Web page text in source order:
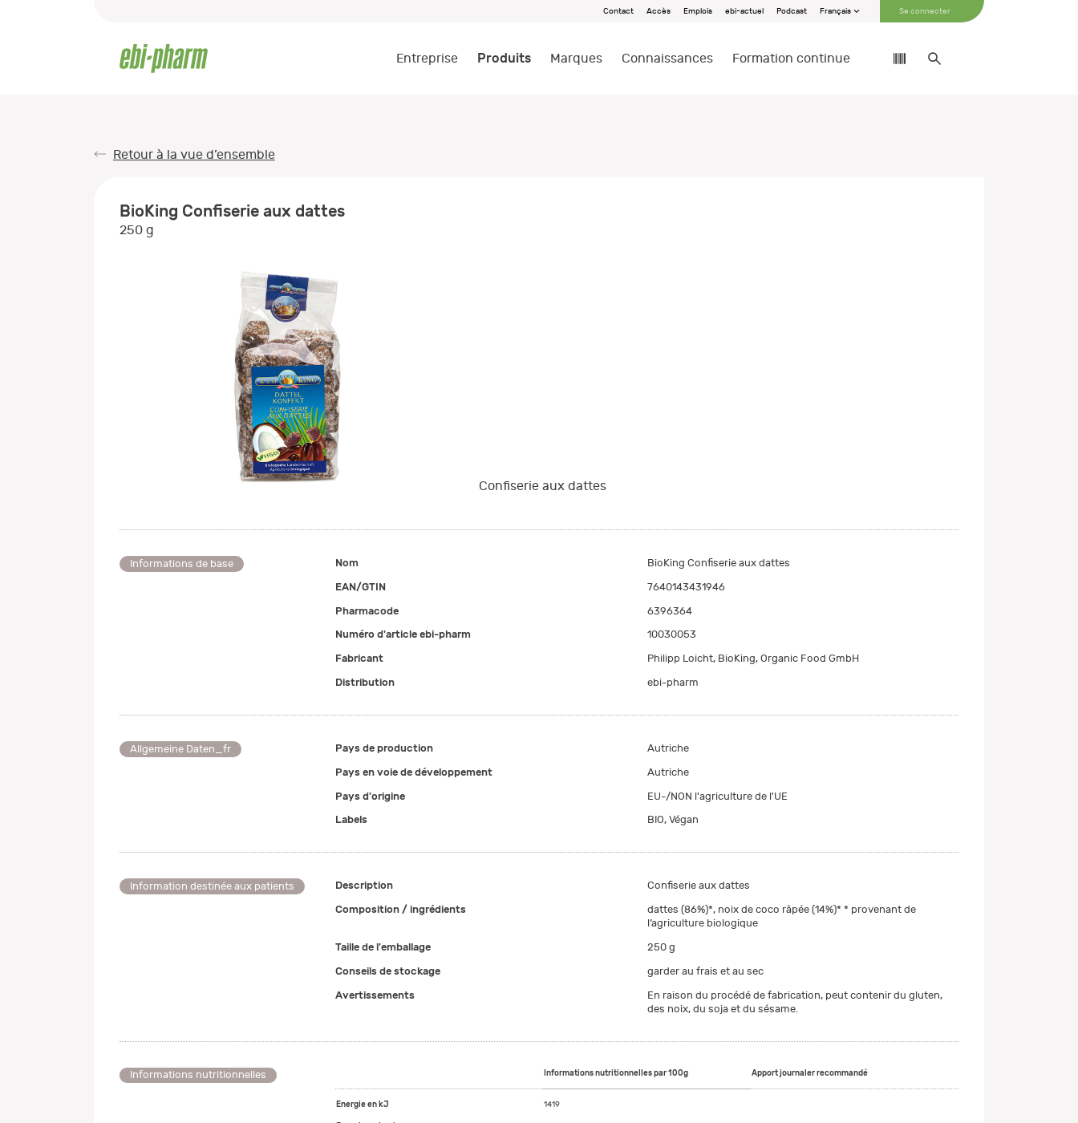
Contact Accès Emplois ebi-actuel Podcast Français Se connecter
Entreprise Produits Marques Connaissances Formation continue
Retour à la vue d’ensemble
BioKing Confiserie aux dattes
250 g
Confiserie aux dattes
Informations de base Nom
BioKing Confiserie aux dattes
EAN/GTIN
7640143431946
Pharmacode
6396364
Numéro d'article ebi-pharm
10030053
Fabricant
Philipp Loicht, BioKing, Organic Food GmbH
Distribution
ebi-pharm
Allgemeine Daten_fr Pays de production
Autriche
Pays en voie de développement
Autriche
Pays d'origine
EU-/NON l'agriculture de l'UE
Labels
BIO, Végan
Information destinée aux patients Description
Confiserie aux dattes
Composition / ingrédients
dattes (86%)*, noix de coco râpée (14%)* * provenant de
l’agriculture biologique
Taille de l'emballage
250 g
Conseils de stockage
garder au frais et au sec
Avertissements
En raison du procédé de fabrication, peut contenir du gluten,
des noix, du soja et du sésame.
Informations nutritionnelles Informations nutritionnelles par 100g Apport journaler recommandé
Energie en kJ 1419